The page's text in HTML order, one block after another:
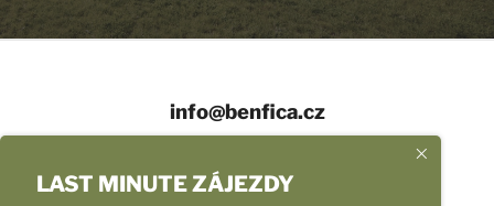
LAST MINUTE ZÁJEZDY
info@benfica.cz
Provozní doba